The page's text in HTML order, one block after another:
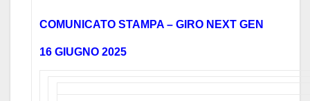
COMUNICATO STAMPA – GIRO NEXT GEN
16 GIUGNO 2025